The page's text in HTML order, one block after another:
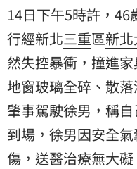
14日下午5時許，46
行經新北三重區新
然失控暴衝，撞進
地窗玻璃全碎、散
肇事駕駛徐男，稱
到場，徐男因安全
傷，送醫治療無大礙